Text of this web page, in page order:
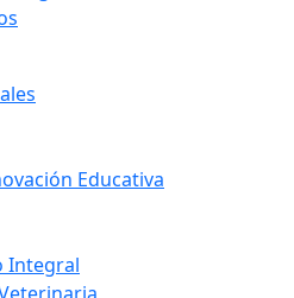
Educativa
Integral